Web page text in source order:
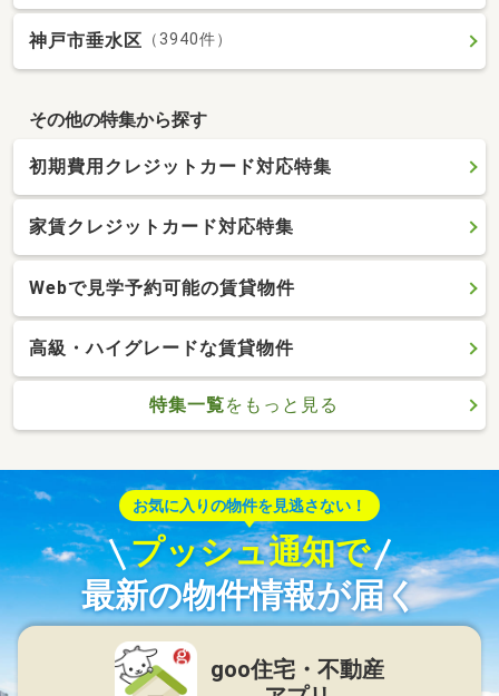
神戸市垂水区 （3940件）
その他の特集から探す
初期費用クレジットカード対応特集
家賃クレジットカード対応特集
Webで見学予約可能の賃貸物件
高級・ハイグレードな賃貸物件
特集一覧をもっと見る
お気に入りの物件を見逃さない！
プッシュ通知で
最新の物件情報が届く
goo住宅・不動産